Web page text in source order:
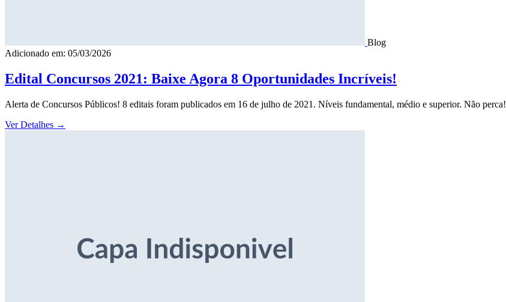
Blog
Adicionado em: 05/03/2026
Edital Concursos 2021: Baixe Agora 8 Oportunidades Incríveis!
Alerta de Concursos Públicos! 8 editais foram publicados em 16 de julho de 2021. Níveis fundamental, médio e superior. Não perca!
Ver Detalhes →